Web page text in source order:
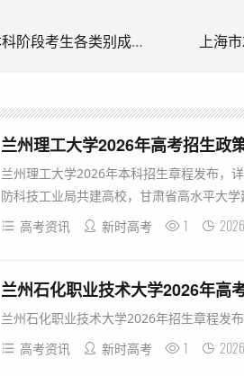
2025年上海市高考招生本科阶段考生各类别成绩分布表
兰州理工大学2026年高考招生政
兰州理工大学2026年本科招生章程发布，
防科技工业局共建高校，甘肃省高水平大
高考资讯
新时高考 1
兰州石化职业技术大学2026年高
兰州石化职业技术大学2026年招生章程发
高考资讯
新时高考 1